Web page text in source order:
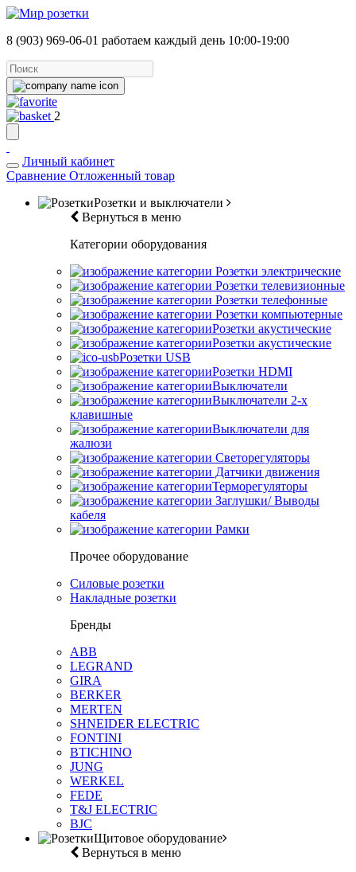
8 (903) 969-06-01 работаем каждый день 10:00-19:00
2
Личный кабинет
Сравнение Отложенный товар
Розетки и выключатели
Вернуться в меню
Категории оборудования
Розетки электрические
Розетки телевизионные
Розетки телефонные
Розетки компьютерные
Розетки акустические
Розетки акустические
Розетки USB
Розетки HDMI
Выключатели
Выключатели 2-х
клавишные
Выключатели для
жалюзи
Светорегуляторы
Датчики движения
Терморегуляторы
Заглушки/ Выводы
кабеля
Рамки
Прочее оборудование
Силовые розетки
Накладные розетки
Бренды
ABB
LEGRAND
GIRA
BERKER
MERTEN
SHNEIDER ELECTRIC
FONTINI
BTICHINO
JUNG
WERKEL
FEDE
T&J ELECTRIC
BJC
Щитовое оборудование
Вернуться в меню